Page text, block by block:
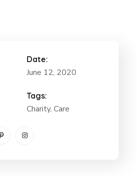
Date:
June 12, 2020
Tags:
Charity, Care